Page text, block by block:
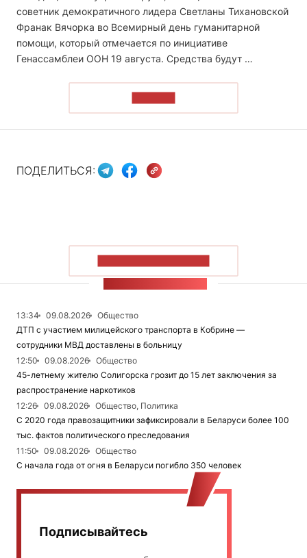
советник демократичного лидера Светланы Тихановской
Франак Вячорка во Всемирный день гуманитарной
помощи, который отмечается по инициативе
Генассамблеи ООН 19 августа. Средства будут …
ПОДЕЛИТЬСЯ:
13:34 09.08.2026
Общество
ДТП с участием милицейского транспорта в Кобрине —
сотрудники МВД доставлены в больницу
12:50
09.08.2026
Общество
45-летнему жителю Солигорска грозит до 15 лет заключения за
распространение наркотиков
12:26
09.08.2026
Общество, Политика
С 2020 года правозащитники зафиксировали в Беларуси более 100
тыс. фактов политического преследования
11:50
09.08.2026
Общество
С начала года от огня в Беларуси погибло 350 человек
Подписывайтесь